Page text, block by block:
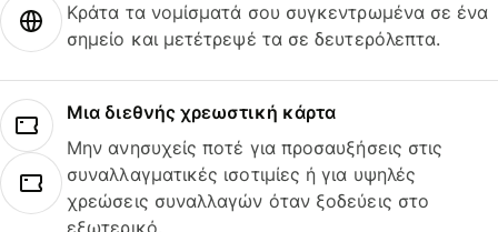
Κράτα τα νομίσματά σου συγκεντρωμένα σε ένα
σημείο και μετέτρεψέ τα σε δευτερόλεπτα.
Μια διεθνής χρεωστική κάρτα
Μην ανησυχείς ποτέ για προσαυξήσεις στις
συναλλαγματικές ισοτιμίες ή για υψηλές
χρεώσεις συναλλαγών όταν ξοδεύεις στο
εξωτερικό.